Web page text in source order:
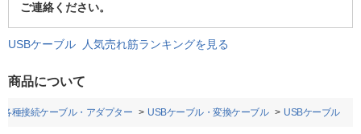
ご連絡ください。
USBケーブル 人気売れ筋ランキングを見る
商品について
各種接続ケーブル・アダプター USBケーブル・変換ケーブル USBケーブル